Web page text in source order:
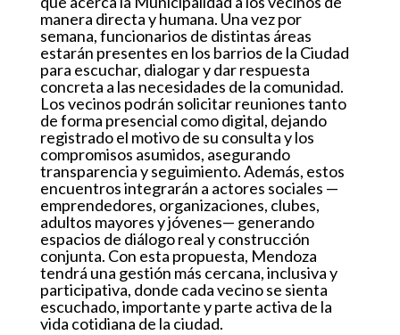
manera directa y humana. Una vez por
semana, funcionarios de distintas áreas
estarán presentes en los barrios de la Ciudad
para escuchar, dialogar y dar respuesta
concreta a las necesidades de la comunidad.
Los vecinos podrán solicitar reuniones tanto
de forma presencial como digital, dejando
registrado el motivo de su consulta y los
compromisos asumidos, asegurando
transparencia y seguimiento. Además, estos
encuentros integrarán a actores sociales —
emprendedores, organizaciones, clubes,
adultos mayores y jóvenes— generando
espacios de diálogo real y construcción
conjunta. Con esta propuesta, Mendoza
tendrá una gestión más cercana, inclusiva y
participativa, donde cada vecino se sienta
escuchado, importante y parte activa de la
vida cotidiana de la ciudad.